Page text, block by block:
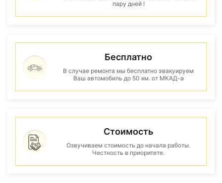
пару дней !
Бесплатно
В случае ремонта мы бесплатно эвакуируем
Ваш автомобиль до 50 км. от МКАД-а
Стоимость
Озвучиваем стоимость до начала работы.
Честность в приоритете.